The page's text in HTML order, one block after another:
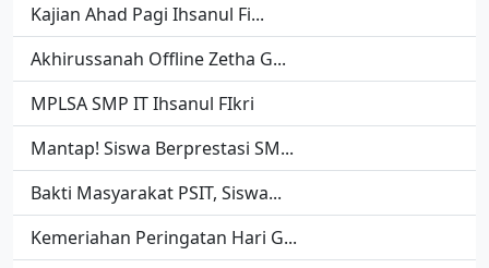
Kajian Ahad Pagi Ihsanul Fi...
Akhirussanah Offline Zetha G...
MPLSA SMP IT Ihsanul FIkri
Mantap! Siswa Berprestasi SM...
Bakti Masyarakat PSIT, Siswa...
Kemeriahan Peringatan Hari G...